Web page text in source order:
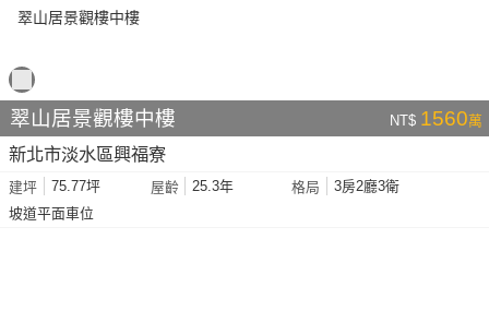
翠山居景觀樓中樓 NT$ 1560萬
新北市淡水區興福寮
建坪 75.77坪 屋齡 25.3年 格局
3房2廳3衛
坡道平面車位